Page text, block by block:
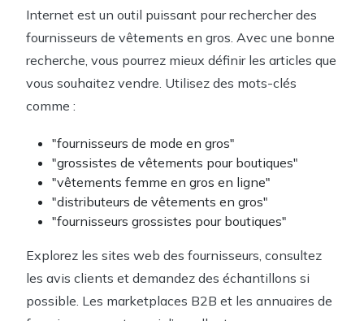
Internet est un outil puissant pour rechercher des
fournisseurs de vêtements en gros. Avec une bonne
recherche, vous pourrez mieux définir les articles que
vous souhaitez vendre. Utilisez des mots-clés
comme :
"fournisseurs de mode en gros"
"grossistes de vêtements pour boutiques"
"vêtements femme en gros en ligne"
"distributeurs de vêtements en gros"
"fournisseurs grossistes pour boutiques"
Explorez les sites web des fournisseurs, consultez
les avis clients et demandez des échantillons si
possible. Les marketplaces B2B et les annuaires de